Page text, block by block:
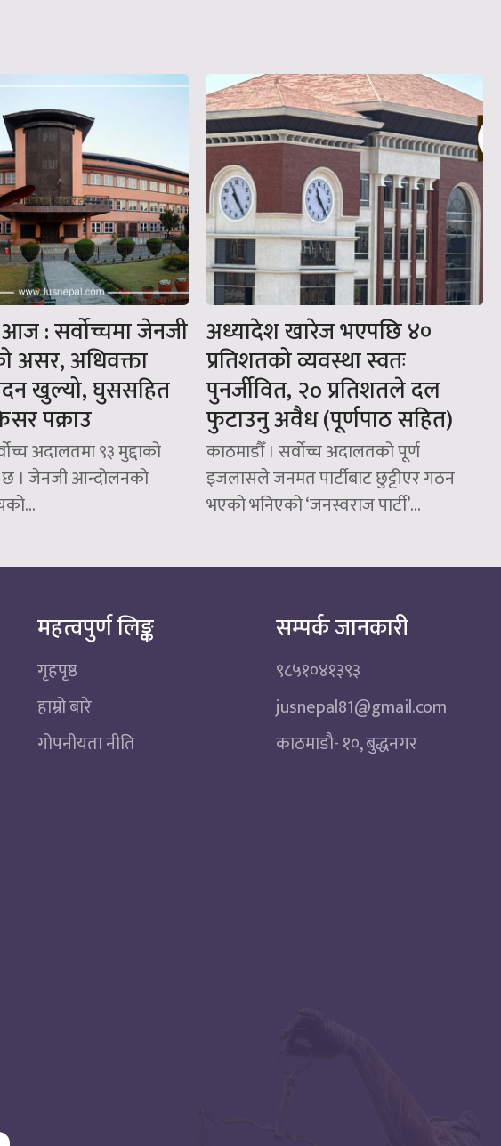
: सर्वोच्चमा जेनजी
असर, अधिवक्ता
खुल्यो, घुससहित
पक्राउ
अदालतमा ९३ मुद्दाको
। जेनजी आन्दोलनको
अध्यादेश खारेज भएपछि ४०
प्रतिशतको व्यवस्था स्वतः
पुनर्जीवित, २o प्रतिशतले दल
फुटाउनु अवैध (पूर्णपाठ सहित)
काठमाडौँ । सर्वोच्च अदालतको पूर्ण
इजलासले जनमत पार्टीबाट छुट्टीएर गठन
भएको भनिएको ‘जनस्वराज पार्टी’...
महत्वपुर्ण लिङ्क
गृहपृष्ठ
हाम्रो बारे
गोपनीयता नीति
सम्पर्क जानकारी
९८५१०४१३९३
jusnepal81@gmail.com
काठमाडाै‌- १०, बुद्धनगर